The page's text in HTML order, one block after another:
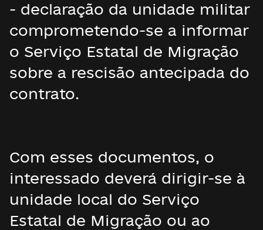
- declaração da unidade militar
comprometendo-se a informar
o Serviço Estatal de Migração
sobre a rescisão antecipada do
contrato.
Com esses documentos, o
interessado deverá dirigir-se à
unidade local do Serviço
Estatal de Migração ou ao